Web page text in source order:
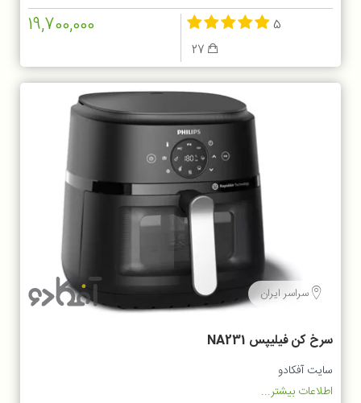
5
27
19,700,000
سراسر ایران
سرخ کن فیلیپس NA231
سایت آفکادو
اطلاعات بیشتر...